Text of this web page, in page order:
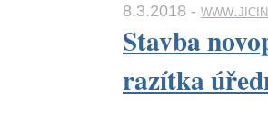
8.3.2018 -
Stavba
razítka